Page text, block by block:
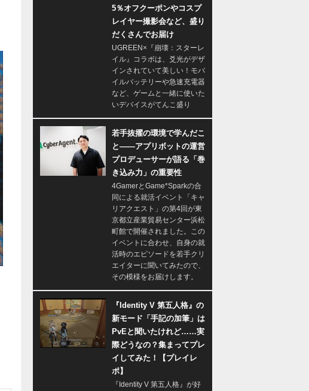
5％オフクーポンやコスプ
レイヤー撮影会など、盛り
だくさんでお届け
UGREEN×『崩壊：スターレ
イル』コラボは、爻光がデザ
インされていて美しい！モバ
イルバッテリーや急速充電器
など、ゲームと一緒に使いた
いデバイスがてんこ盛り
若手抜擢の環境で学んだこ
と――アプリボットの運営
プロデューサーが語る「巻
き込み力」の重要性
4GamerとGame*Sparkの合
同による就活イベント「キャ
リアクエスト」の第4回が東
京都立産業貿易センター浜松
町館で開催されました。この
イベントに合わせ、自身の就
活時のエピソードを若手クリ
エイターに聞いてみたので、
その模様をお届けします。
『Identity V 第五人格』の
新モード「手記の加筆」は
PvEと聞いたけれど……実
際どうなの？集まってプレ
イしてみた！【プレイレ
ポ】
『Identity V 第五人格』が好